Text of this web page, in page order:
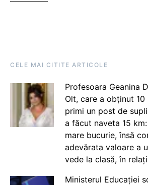
CELE MAI CITITE ARTICOLE
Profesoara Geanina
Olt, care a obținut
primi un post de
a făcut naveta 15
mare bucurie, însă
adevărata valoare a
vede la clasă, în
Ministerul Educației